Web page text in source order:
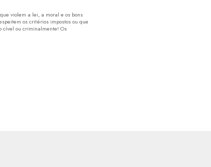
violem a lei, a moral e os bons
os critérios impostos ou que
cível ou criminalmente! Os